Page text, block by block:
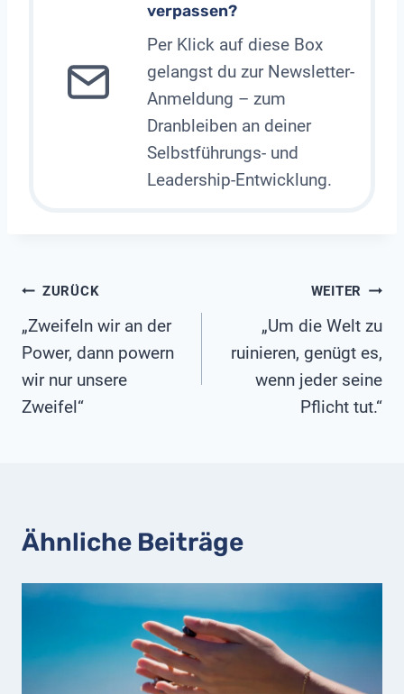
verpassen?
Per Klick auf diese Box
gelangst du zur Newsletter-
Anmeldung – zum
Dranbleiben an deiner
Selbstführungs- und
Leadership-Entwicklung.
Beitragsnavigation
ZURÜCK
„Zweifeln wir an der
Power, dann powern
wir nur unsere
Zweifel“
WEITER
„Um die Welt zu
ruinieren, genügt es,
wenn jeder seine
Pflicht tut.“
Ähnliche Beiträge